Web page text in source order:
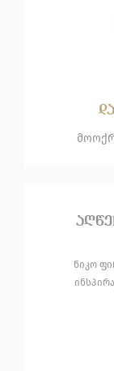
ნიკო